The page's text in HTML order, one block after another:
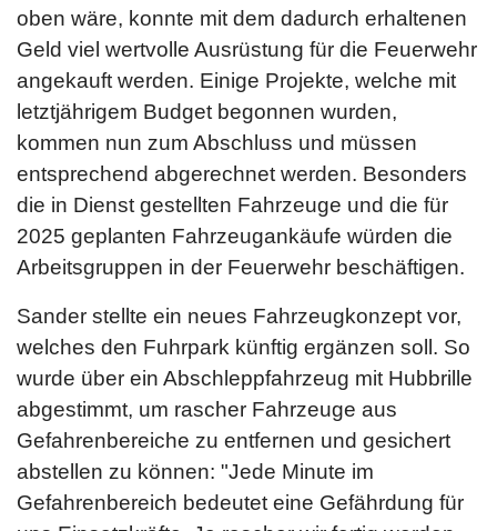
oben wäre, konnte mit dem dadurch erhaltenen
Geld viel wertvolle Ausrüstung für die Feuerwehr
angekauft werden. Einige Projekte, welche mit
letztjährigem Budget begonnen wurden,
kommen nun zum Abschluss und müssen
entsprechend abgerechnet werden. Besonders
die in Dienst gestellten Fahrzeuge und die für
2025 geplanten Fahrzeugankäufe würden die
Arbeitsgruppen in der Feuerwehr beschäftigen.
Sander stellte ein neues Fahrzeugkonzept vor,
welches den Fuhrpark künftig ergänzen soll. So
wurde über ein Abschleppfahrzeug mit Hubbrille
abgestimmt, um rascher Fahrzeuge aus
Gefahrenbereiche zu entfernen und gesichert
abstellen zu können: "Jede Minute im
Gefahrenbereich bedeutet eine Gefährdung für